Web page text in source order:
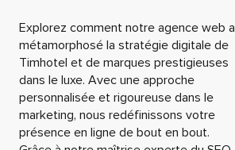
Explorez comment notre agence web a
métamorphosé la stratégie digitale de
Timhotel et de marques prestigieuses
dans le luxe. Avec une approche
personnalisée et rigoureuse dans le
marketing, nous redéfinissons votre
présence en ligne de bout en bout.